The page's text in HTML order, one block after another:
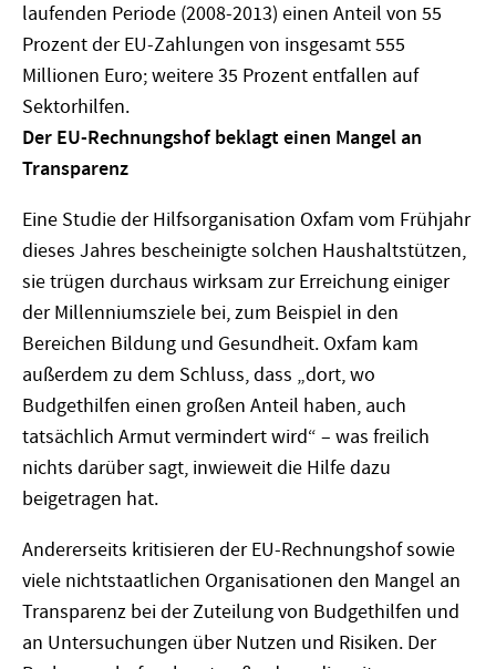
laufenden Periode (2008-2013) einen Anteil von 55
Prozent der EU-Zahlungen von insgesamt 555
Millionen Euro; weitere 35 Prozent entfallen auf
Sektorhilfen.
Der EU-Rechnungshof beklagt einen Mangel an
Transparenz
Eine Studie der Hilfsorganisation Oxfam vom Frühjahr
dieses Jahres bescheinigte solchen Haushaltstützen,
sie trügen durchaus wirksam zur Erreichung einiger
der Millenniumsziele bei, zum Beispiel in den
Bereichen Bildung und Gesundheit. Oxfam kam
außerdem zu dem Schluss, dass „dort, wo
Budgethilfen einen großen Anteil haben, auch
tatsächlich Armut vermindert wird“ – was freilich
nichts darüber sagt, inwieweit die Hilfe dazu
beigetragen hat.
Andererseits kritisieren der EU-Rechnungshof sowie
viele nichtstaatlichen Organisationen den Mangel an
Transparenz bei der Zuteilung von Budgethilfen und
an Untersuchungen über Nutzen und Risiken. Der